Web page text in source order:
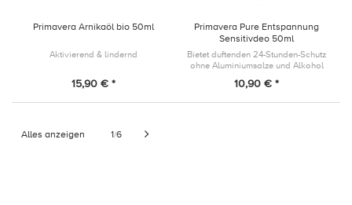
Primavera Arnikaöl bio 50ml
Aktivierend & lindernd
15,90 € *
Primavera Pure Entspannung
Sensitivdeo 50ml
Bietet duftenden 24-Stunden-Schutz
ohne Aluminiumsalze und Alkohol
neutralisierender Duftkomposition
10,90 € *
Alles anzeigen 1/6